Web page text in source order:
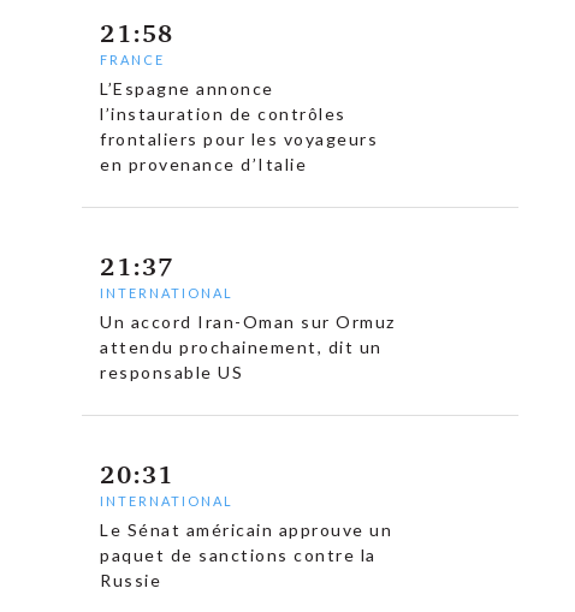
21:58
FRANCE
L’Espagne annonce
l’instauration de contrôles
frontaliers pour les voyageurs
en provenance d’Italie
21:37
INTERNATIONAL
Un accord Iran-Oman sur Ormuz
attendu prochainement, dit un
responsable US
20:31
INTERNATIONAL
Le Sénat américain approuve un
paquet de sanctions contre la
Russie